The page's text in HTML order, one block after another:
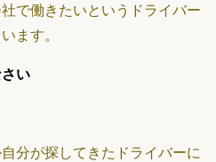
で働きたいというドライバー
ます。
い
分が探してきたドライバーに